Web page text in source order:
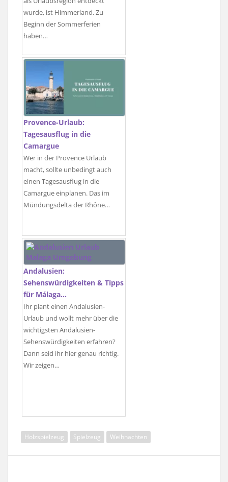
wurde, ist Himmerland. Zu
Beginn der Sommerferien
haben…
Provence-Urlaub:
Tagesausflug in die
Camargue
Wer in der Provence Urlaub
macht, sollte unbedingt auch
einen Tagesausflug in die
Camargue einplanen. Das im
Mündungsdelta der Rhône…
Andalusien:
Sehenswürdigkeiten & Tipps
für Málaga…
Ihr plant einen Andalusien-
Urlaub und wollt mehr über die
wichtigsten Andalusien-
Sehenswürdigkeiten erfahren?
Dann seid ihr hier genau richtig.
Wir zeigen…
Holzspielzeug Spielzeug Weihnachten